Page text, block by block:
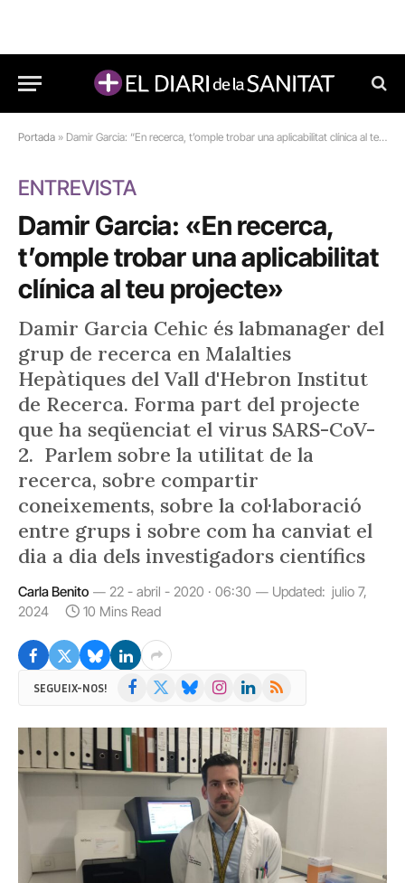
Portada » Damir Garcia: “En recerca, t’omple trobar una aplicabilitat clínica al teu projecte”
ENTREVISTA
Damir Garcia: «En recerca,
t’omple trobar una aplicabilitat
clínica al teu projecte»
Damir Garcia Cehic és labmanager del
grup de recerca en Malalties
Hepàtiques del Vall d'Hebron Institut
de Recerca. Forma part del projecte
que ha seqüenciat el virus SARS-CoV-
2. Parlem sobre la utilitat de la
recerca, sobre compartir
coneixements, sobre la col·laboració
entre grups i sobre com ha canviat el
dia a dia dels investigadors científics
Carla Benito 22 - abril - 2020 · 06:30 Updated: julio 7,
2024
10 Mins Read
SEGUEIX-NOS! Facebook BlueskyInstagramLinkedIn
RSS